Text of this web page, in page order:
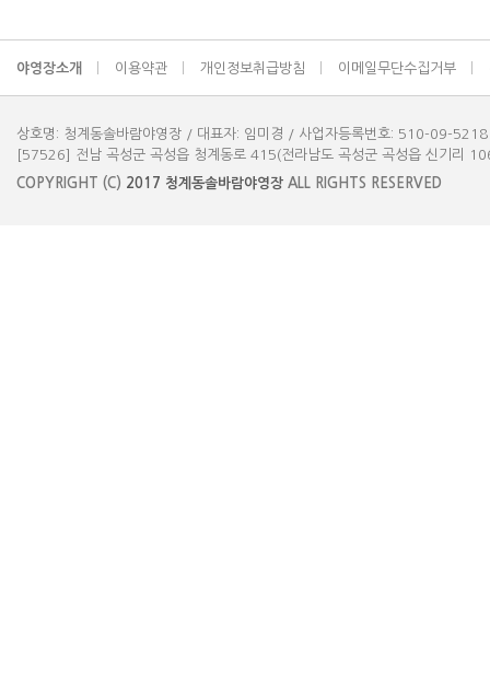
야영장소개 이용약관 개인정보취급방침 이메일무단수집거부
상호명: 청계동솔바람야영장 / 대표자: 임미경 / 사업자등록번호: 510-09-
[57526] 전남 곡성군 곡성읍 청계동로 415(전라남도 곡성군 곡성읍 신기
COPYRIGHT (C) 2017 청계동솔바람야영장 ALL RIGHTS RESERVED